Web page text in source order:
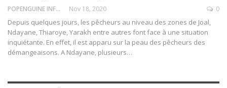
POPENGUINE INFO Nov 18, 2020 0
Depuis quelques jours, les pêcheurs au niveau des zones de Joal,
Ndayane, Thiaroye, Yarakh entre autres font face à une situation
inquiétante. En effet, il est apparu sur la peau des pêcheurs des
démangeaisons. A Ndayane, plusieurs…